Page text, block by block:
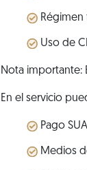
Régimen
Uso de
Nota importante:
En el servicio
Pago SUA
Medios